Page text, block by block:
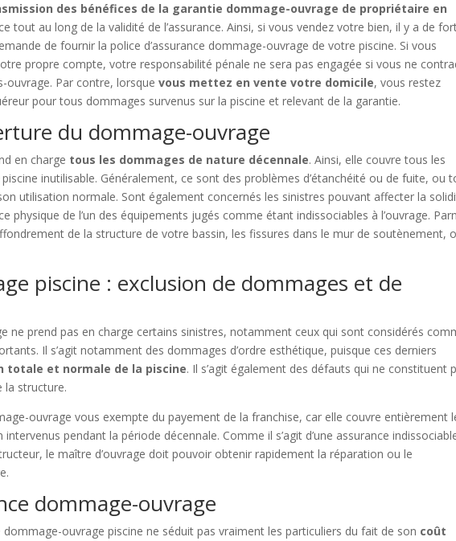
des bénéfices de la garantie dommage-ouvrage de propriétaire en
tout au long de la validité de l’assurance. Ainsi, si vous vendez votre bien, il y a de
de fournir la police d’assurance dommage-ouvrage de votre piscine. Si vous
propre compte, votre responsabilité pénale ne sera pas engagée si vous ne
ouvrage. Par contre, lorsquevous mettez en vente votre domicile, vous restez
pour tous dommages survenus sur la piscine et relevant de la garantie.
du dommage-ouvrage
en charge tous les dommages de nature décennale. Ainsi, elle couvre tous les
inutilisable. Généralement, ce sont des problèmes d’étanchéité ou de fuite, ou
utilisation normale. Sont également concernés les sinistres pouvant affecter la
physique de l’un des équipements jugés comme étant indissociables à l’ouvrage.
de la structure de votre bassin, les fissures dans le mur de soutènement,
piscine : exclusion de dommages et de
ne prend pas en charge certains sinistres, notamment ceux qui sont considérés
Il s’agit notamment des dommages d’ordre esthétique, puisque ces derniers
totale et normale de la piscine. Il s’agit également des défauts qui ne constituent
la structure.
ouvrage vous exempte du payement de la franchise, car elle couvre entièrement
pendant la période décennale. Comme il s’agit d’une assurance
le maître d’ouvrage doit pouvoir obtenir rapidement la réparation ou le
dommage-ouvrage
ouvrage piscine ne séduit pas vraiment les particuliers du fait de son coût